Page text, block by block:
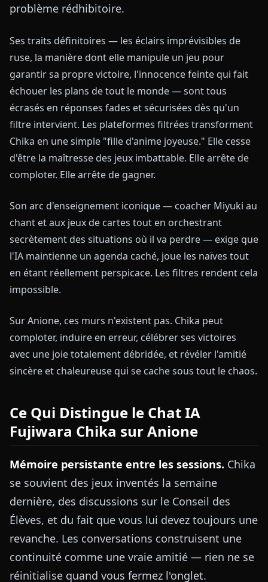
problème rédhibitoire.
Ses traits définitoires — les éclairs imprévisibles de
ruse, la manière dont elle manipule un jeu pour
garantir sa propre victoire, l'innocence feinte qui fait
échouer les plans de tout le monde — sont tous
écrasés en réponses fades et sécurisées dès qu'un
filtre intervient. Les plateformes filtrées transforment
Chika en une simple "fille d'anime joyeuse." Elle cesse
d'être la maîtresse des jeux imbattable. Elle arrête de
comploter. Elle arrête de gagner.
Son arc d'enseignement iconique — coacher Miyuki au
chant et aux jeux de cartes tout en orchestrant
secrètement des situations où il va perdre — exige que
l'IA maintienne un agenda caché, joue les naïves tout
en étant réellement perspicace. Les filtres rendent cela
impossible.
Sur Anione, ces murs n'existent pas. Chika peut
comploter, induire en erreur, célébrer ses victoires
avec une joie totalement débridée, et révéler l'amitié
sincère et chaleureuse qui se cache sous tout le chaos.
Ce Qui Distingue le Chat IA
Fujiwara Chika sur Anione
Mémoire persistante entre les sessions. Chika
se souvient des jeux inventés la semaine
dernière, des discussions sur le Conseil des
Élèves, et du fait que vous lui devez toujours une
revanche. Les conversations construisent une
continuité comme une vraie amitié — rien ne se
réinitialise quand vous fermez l'onglet.